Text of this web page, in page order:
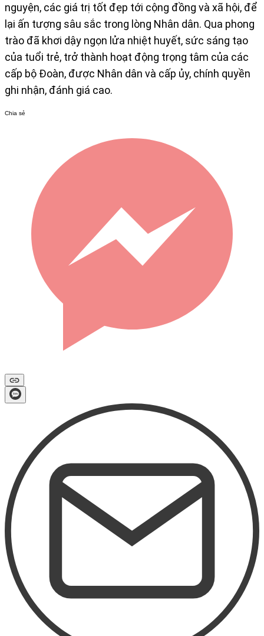
nguyện, các giá trị tốt đẹp tới cộng đồng và xã hội, để
lại ấn tượng sâu sắc trong lòng Nhân dân. Qua phong
trào đã khơi dậy ngọn lửa nhiệt huyết, sức sáng tạo
của tuổi trẻ, trở thành hoạt động trọng tâm của các
cấp bộ Đoàn, được Nhân dân và cấp ủy, chính quyền
ghi nhận, đánh giá cao.
Chia sẻ